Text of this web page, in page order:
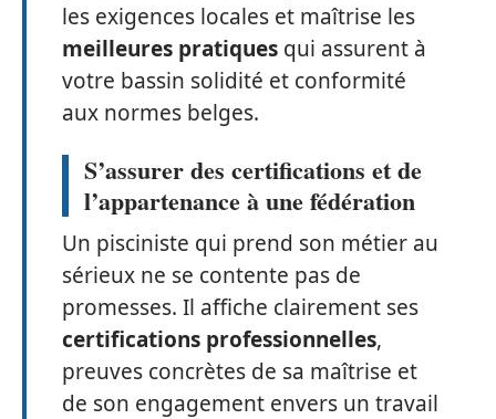
les exigences locales et maîtrise les
meilleures pratiques qui assurent à
votre bassin solidité et conformité
aux normes belges.
S’assurer des certifications et de
l’appartenance à une fédération
Un pisciniste qui prend son métier au
sérieux ne se contente pas de
promesses. Il affiche clairement ses
certifications professionnelles,
preuves concrètes de sa maîtrise et
de son engagement envers un travail